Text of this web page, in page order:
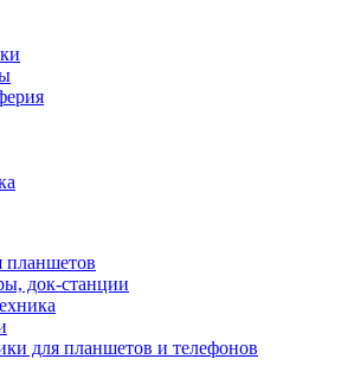
планшетов
док-станции
для планшетов и телефонов